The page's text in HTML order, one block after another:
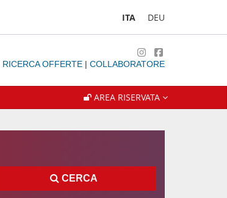
ITA DEU
RICERCA OFFERTE | COLLABORATORE
AREA RISERVATA
CERCA